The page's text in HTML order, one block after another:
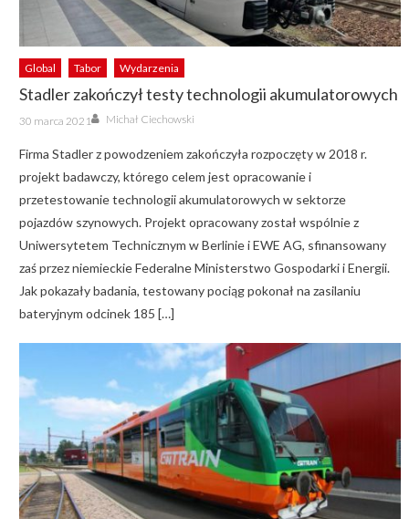
Global Tabor Wydarzenia
Stadler zakończył testy technologii akumulatorowych
Posted
on
30 marca 2021 Author
Michał Ciechowski
Firma Stadler z powodzeniem zakończyła rozpoczęty w 2018 r.
projekt badawczy, którego celem jest opracowanie i
przetestowanie technologii akumulatorowych w sektorze
pojazdów szynowych. Projekt opracowany został wspólnie z
Uniwersytetem Technicznym w Berlinie i EWE AG, sfinansowany
zaś przez niemieckie Federalne Ministerstwo Gospodarki i Energii.
Jak pokazały badania, testowany pociąg pokonał na zasilaniu
bateryjnym odcinek 185 […]